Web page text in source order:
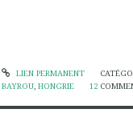
LIEN PERMANENT
BAYROU, HONGRIE 12